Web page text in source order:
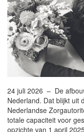
24 juli 2026 – De
Nederland. Dat blijkt uit
Nederlandse
totale capaciteit voor
opzichte van 1 april